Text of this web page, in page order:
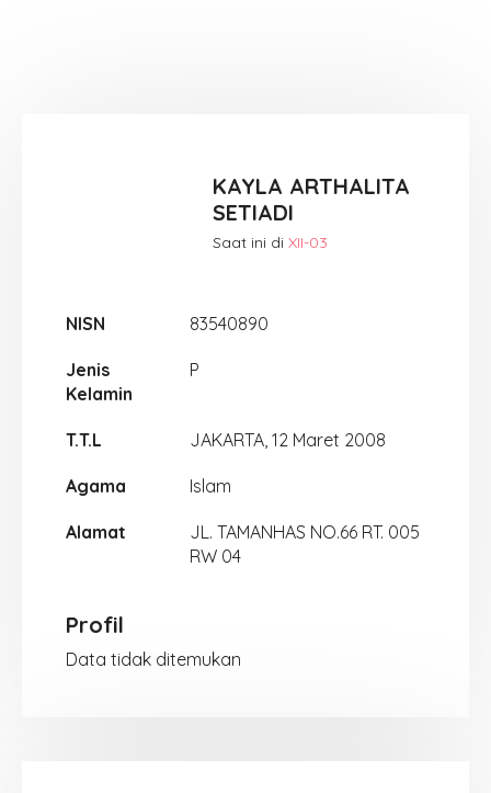
KAYLA ARTHALITA
SETIADI
Saat ini diXII-03
NISN 83540890
Jenis
Kelamin
P
T.T.L JAKARTA, 12 Maret 2008
Agama Islam
Alamat
JL. TAMANHAS NO.66 RT. 005
RW 04
Profil
Data tidak ditemukan